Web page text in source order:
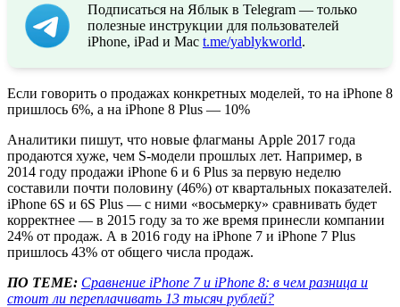
Подписаться на Яблык в Telegram — только
полезные инструкции для пользователей
iPhone, iPad и Mac t.me/yablykworld.
Если говорить о продажах конкретных моделей, то на iPhone 8
пришлось 6%, а на iPhone 8 Plus — 10%
Аналитики пишут, что новые флагманы Apple 2017 года
продаются хуже, чем S-модели прошлых лет. Например, в
2014 году продажи iPhone 6 и 6 Plus за первую неделю
составили почти половину (46%) от квартальных показателей.
iPhone 6S и 6S Plus — с ними «восьмерку» сравнивать будет
корректнее — в 2015 году за то же время принесли компании
24% от продаж. А в 2016 году на iPhone 7 и iPhone 7 Plus
пришлось 43% от общего числа продаж.
ПО ТЕМЕ: Сравнение iPhone 7 и iPhone 8: в чем разница и
стоит ли переплачивать 13 тысяч рублей?